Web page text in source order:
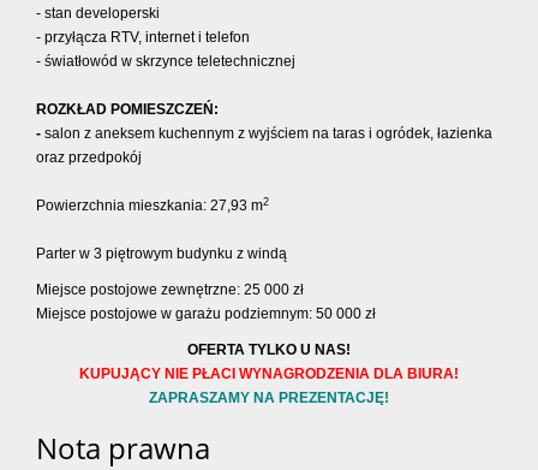
- stan developerski
- przyłącza RTV, internet i telefon
- światłowód w skrzynce teletechnicznej
ROZKŁAD POMIESZCZEŃ:
- salon z aneksem kuchennym z wyjściem na taras i ogródek, łazienka
oraz przedpokój
Powierzchnia mieszkania: 27,93 m2
Parter w 3 piętrowym budynku z windą
Miejsce postojowe zewnętrzne: 25 000 zł
Miejsce postojowe w garażu podziemnym: 50 000 zł
OFERTA TYLKO U NAS!
KUPUJĄCY NIE PŁACI WYNAGRODZENIA DLA BIURA!
ZAPRASZAMY NA PREZENTACJĘ!
Nota prawna